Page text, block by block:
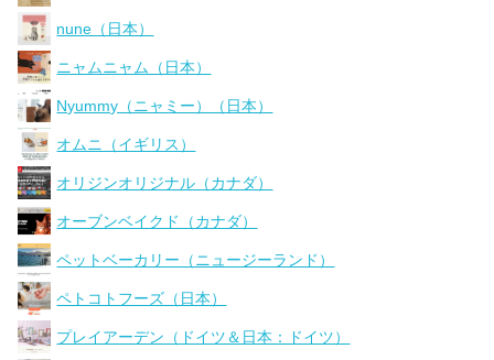
nune（日本）
ニャムニャム（日本）
Nyummy（ニャミー）（日本）
オムニ（イギリス）
オリジンオリジナル（カナダ）
オーブンベイクド（カナダ）
ペットベーカリー（ニュージーランド）
ペトコトフーズ（日本）
プレイアーデン（ドイツ＆日本：ドイツ）